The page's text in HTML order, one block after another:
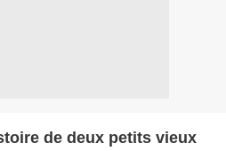
de deux petits vieux